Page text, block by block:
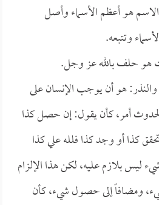
هو أعظم الأسماء وأصل
وتتبعه.
هو حلف بالله عز وجل.
هو أن يوجب الإنسان على
أمر، كأن يقول: إن حصل كذا
كذا أو وجد كذا فلله علي كذا
ليس بلازم عليه، لكن هذا الإلزام
ومضافاً إلى حصول شيء، كأن